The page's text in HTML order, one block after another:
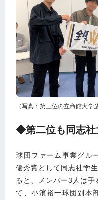
（写真：第三位の立命館大学
◆第二位も同志社
球団ファーム事業グル
優秀賞として同志社学
ると、メンバー3人は
て、小濱裕一球団副本